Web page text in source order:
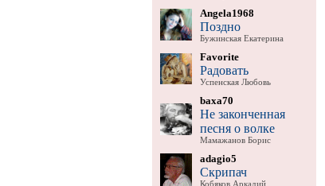
Angela1968
Поздно
Бужинская Екатерина
Favorite
Радовать
Успенская Любовь
baxa70
Не законченная
песня о волке
Мамажанов Борис
adagio5
Скрипач
Кобяков Аркадий